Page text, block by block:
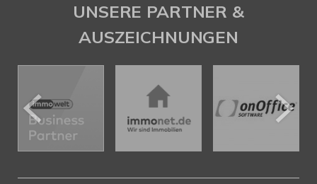
UNSERE PARTNER &
AUSZEICHNUNGEN